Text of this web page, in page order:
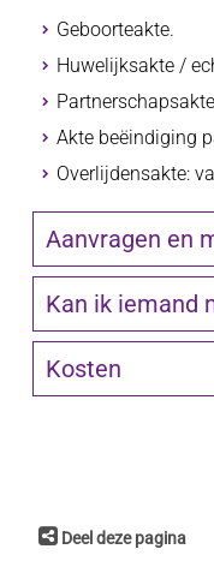
Geboorteakte.
Huwelijksakte /
Akte beëindiging
Overlijdensakte:
Aanvragen en
Kan ik iemand
Kosten
Deel deze pagina